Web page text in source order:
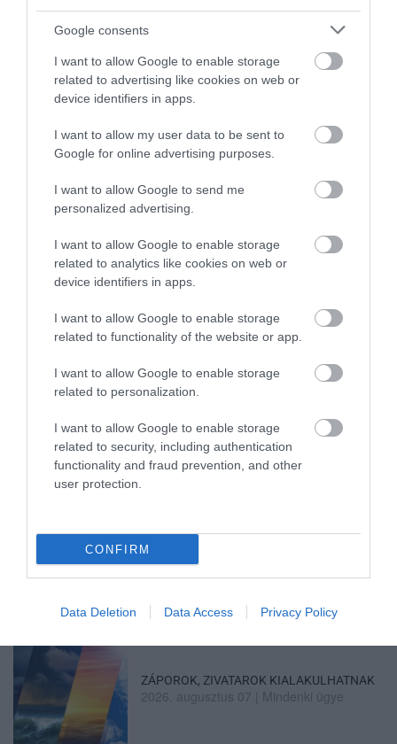
Google consents
I want to allow Google to enable storage
related to advertising like cookies on web or
device identifiers in apps.
I want to allow my user data to be sent to
Google for online advertising purposes.
I want to allow Google to send me
personalized advertising.
I want to allow Google to enable storage
related to analytics like cookies on web or
device identifiers in apps.
I want to allow Google to enable storage
related to functionality of the website or app.
I want to allow Google to enable storage
related to personalization.
I want to allow Google to enable storage
related to security, including authentication
functionality and fraud prevention, and other
user protection.
CONFIRM
Data Deletion Data Access Privacy Policy
DIGITÁLIS TANULÁS ELŐNYEI
2026. augusztus 07
ÚJRAINDULNAK A KORÁBBAN
LEÁLLÍTOTT SZOLGÁLTATÁSOK AZ EGRI...
2026. augusztus 07|Eger ügye
TÍZ ÉVE NEM VOLT ILYEN ALACSONY AZ
INFLÁCIÓ MAGYARORSZÁGON
2026. augusztus 07
MINDHÁROM ÜTEMBEN DOLGOZNAK A 25-
2026. augusztus 07|Eger ügye
HALMENTÉS SZARVASKŐNÉL: ŐSHONOS
ÉS VÉDETT HALAKAT MENTETT...
2026. augusztus 07
ZÁPOROK, ZIVATAROK KIALAKULHATNAK
2026. augusztus 07 Mindenki ügye